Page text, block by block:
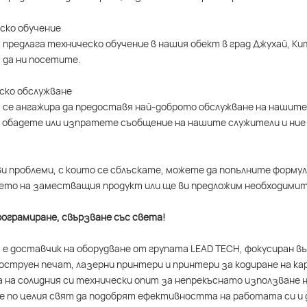
обучение
предлага техническо обучение в нашия обект в град
ни посетите.
обслужване
се ангажира да предоставя най-доброто обслужване на
или изпратете съобщение на нашите служители и
проблеми, с които се сблъскате, можете да попълните
на заместващия продукт или ще ви предложим
свързване със света!
е доставчик на оборудване от групата LEAD TECH,
печат, лазерни принтери и принтери за кодиране на
на солидния си технически опит за непрекъснато използване
по целия свят да подобрят ефективността на работата си